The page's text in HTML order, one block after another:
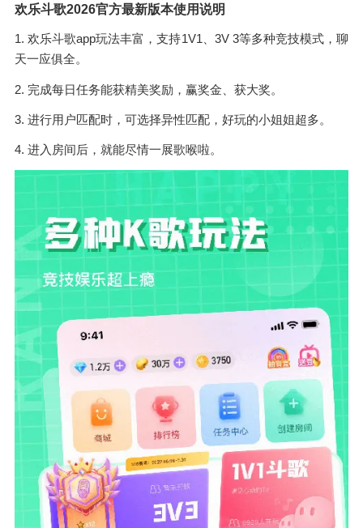
欢乐斗歌2026官方最新版本使用说明
1. 欢乐斗歌app玩法丰富，支持1V1、3V 3等多种竞技模式，聊
天一应俱全。
2. 完成每日任务能获精美奖励，赢奖金、获大奖。
3. 进行用户匹配时，可选择异性匹配，好玩的小姐姐超多。
4. 进入房间后，就能尽情一展歌喉啦。